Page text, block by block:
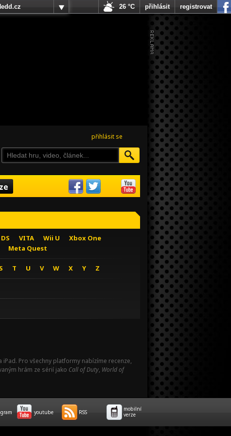
přihlásit se
DS VITA Wii U
Xbox One
Meta Quest
S T U V W X Y Z
iPad. Pro všechny platformy nabízíme recenze,
hrám ze sérií jako Call of Duty, World of
26 °C přihlásit registrovat
youtube RSS
mobilní
verze